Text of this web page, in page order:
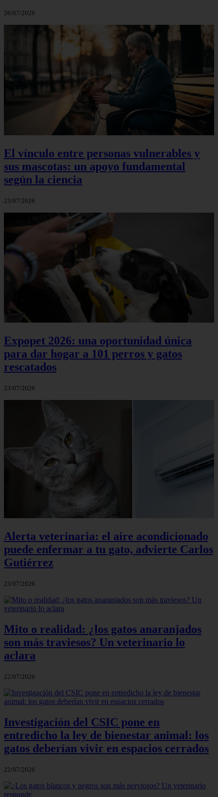
26/07/2026
El vínculo entre personas vulnerables y
sus mascotas: un apoyo fundamental
según la ciencia
23/07/2026
Expopet 2026: una oportunidad única
para dar hogar a 101 perros y gatos
rescatados
23/07/2026
Alerta veterinaria: el aire acondicionado
puede enfermar a tu gato, advierte Carlos
Gutiérrez
23/07/2026
Mito o realidad: ¿los gatos anaranjados
son más traviesos? Un veterinario lo
aclara
22/07/2026
Investigación del CSIC pone en
entredicho la ley de bienestar animal: los
gatos deberían vivir en espacios cerrados
22/07/2026